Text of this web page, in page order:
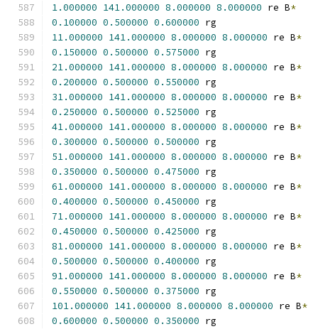
1.000000 141.000000 8.000000 8.000000 re B*
0.100000 0.500000 0.600000 rg
11.000000 141.000000 8.000000 8.000000 re B*
0.150000 0.500000 0.575000 rg
21.000000 141.000000 8.000000 8.000000 re B*
0.200000 0.500000 0.550000 rg
31.000000 141.000000 8.000000 8.000000 re B*
0.250000 0.500000 0.525000 rg
41.000000 141.000000 8.000000 8.000000 re B*
0.300000 0.500000 0.500000 rg
51.000000 141.000000 8.000000 8.000000 re B*
0.350000 0.500000 0.475000 rg
61.000000 141.000000 8.000000 8.000000 re B*
0.400000 0.500000 0.450000 rg
71.000000 141.000000 8.000000 8.000000 re B*
0.450000 0.500000 0.425000 rg
81.000000 141.000000 8.000000 8.000000 re B*
0.500000 0.500000 0.400000 rg
91.000000 141.000000 8.000000 8.000000 re B*
0.550000 0.500000 0.375000 rg
101.000000 141.000000 8.000000 8.000000 re B*
0.600000 0.500000 0.350000 rg